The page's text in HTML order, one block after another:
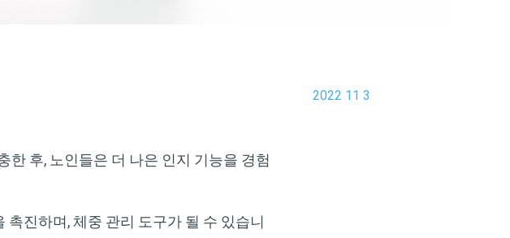
2022 11 3
후, 노인들은 더 나은 인지 기능을 경험
진하며, 체중 관리 도구가 될 수 있습니